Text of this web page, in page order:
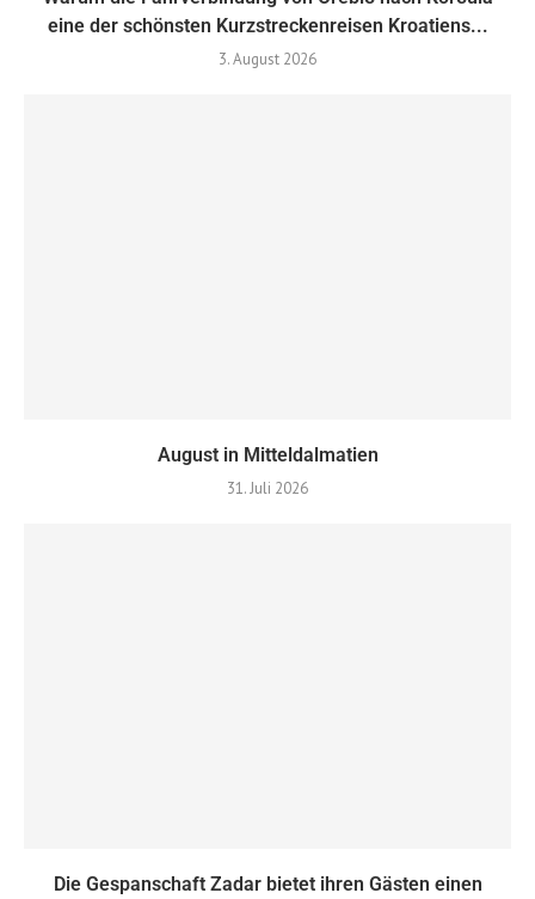
eine der schönsten Kurzstreckenreisen Kroatiens...
3. August 2026
August in Mitteldalmatien
31. Juli 2026
Die Gespanschaft Zadar bietet ihren Gästen einen